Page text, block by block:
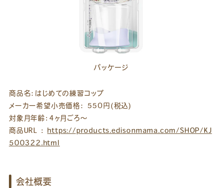
パッケージ
商品名：はじめての練習コップ
メーカー希望小売価格： 550円(税込)
対象月年齢：4ヶ月ごろ～
商品URL ： https://products.edisonmama.com/SHOP/KJ
500322.html
会社概要